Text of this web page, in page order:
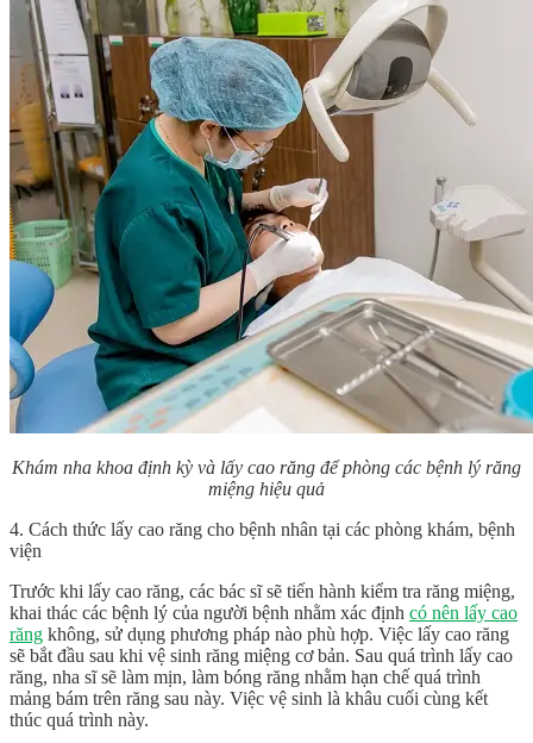
Khám nha khoa định kỳ và lấy cao răng để phòng các bệnh lý răng
miệng hiệu quả
4. Cách thức lấy cao răng cho bệnh nhân tại các phòng khám, bệnh
viện
Trước khi lấy cao răng, các bác sĩ sẽ tiến hành kiểm tra răng miệng,
khai thác các bệnh lý của người bệnh nhằm xác định có nên lấy cao
răng không, sử dụng phương pháp nào phù hợp. Việc lấy cao răng
sẽ bắt đầu sau khi vệ sinh răng miệng cơ bản. Sau quá trình lấy cao
răng, nha sĩ sẽ làm mịn, làm bóng răng nhằm hạn chế quá trình
mảng bám trên răng sau này. Việc vệ sinh là khâu cuối cùng kết
thúc quá trình này.